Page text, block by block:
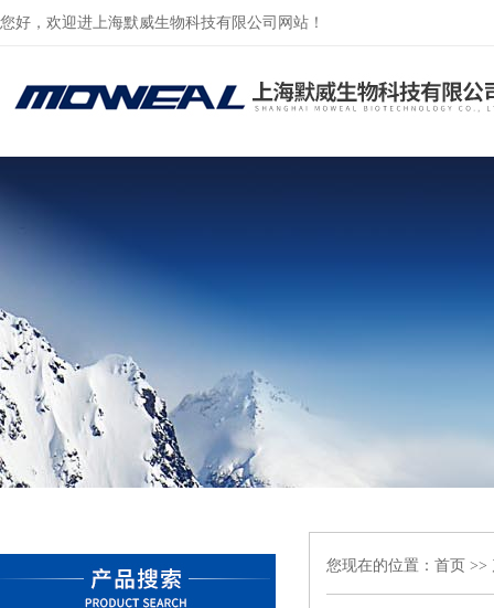
您好，欢迎进上海默威生物科技有限公司网站！
您现在的位置： 首页 >>